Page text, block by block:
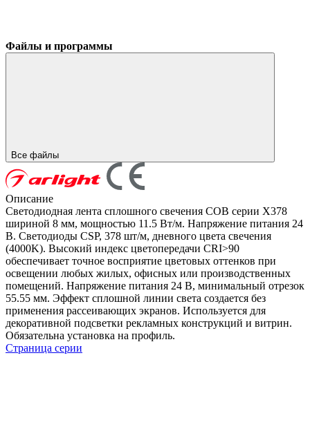
Файлы и программы
Все файлы
Описание
Светодиодная лента сплошного свечения COB серии X378
шириной 8 мм, мощностью 11.5 Вт/м. Напряжение питания 24
В. Светодиоды CSP, 378 шт/м, дневного цвета свечения
(4000K). Высокий индекс цветопередачи CRI>90
обеспечивает точное восприятие цветовых оттенков при
освещении любых жилых, офисных или производственных
помещений. Напряжение питания 24 В, минимальный отрезок
55.55 мм. Эффект сплошной линии света создается без
применения рассеивающих экранов. Используется для
декоративной подсветки рекламных конструкций и витрин.
Обязательна установка на профиль.
Страница серии